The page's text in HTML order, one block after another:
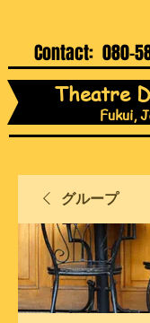
Contact: 080-
Theatre
Fukui,
グループ